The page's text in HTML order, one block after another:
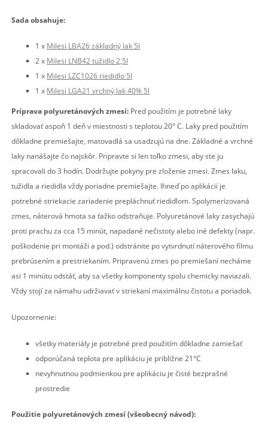
Sada obsahuje:
1 x Milesi LBA26 základný lak 5l
2 x Milesi LNB42 tužidlo 2,5l
1 x Milesi LZC1026 riedidlo 5l
1 x Milesi LGA21 vrchný lak 40% 5l
Príprava polyuretánových zmesí: Pred použitím je potrebné laky
skladovať aspoň 1 deň v miestnosti s teplotou 20° C. Laky pred použitím
dôkladne premiešajte, matovadlá sa usadzujú na dne. Základné a vrchné
laky nanášajte čo najskôr. Pripravte si len toľko zmesi, aby ste ju
spracovali do 3 hodín. Dodržujte pokyny pre zloženie zmesi. Zmes laku,
tužidla a riedidla vždy poriadne premiešajte. Ihneď po aplikácií je
potrebné striekacie zariadenie prepláchnuť riedidlom. Spolymerizovaná
zmes, náterová hmota sa ťažko odstraňuje. Polyuretánové laky zasychajú
proti prachu za cca 15 minút, napadané nečistoty alebo iné defekty (napr.
poškodenie pri montáži a pod.) odstránite po vytvrdnutí náterového filmu
prebrúsením a prestriekaním. Pripravenú zmes po premiešaní necháme
asi 1 minútu odstáť, aby sa všetky komponenty spolu chemicky naviazali.
Vždy stojí za námahu udržiavať v striekaní maximálnu čistotu a poriadok.
Upozornenie:
všetky materiály je potrebné pred použitím dôkladne zamiešať
odporúčaná teplota pre aplikáciu je približne 21°C
nevyhnutnou podmienkou pre aplikáciu je čisté bezprašné
prostredie
Použitie polyuretánových zmesí (všeobecný návod):